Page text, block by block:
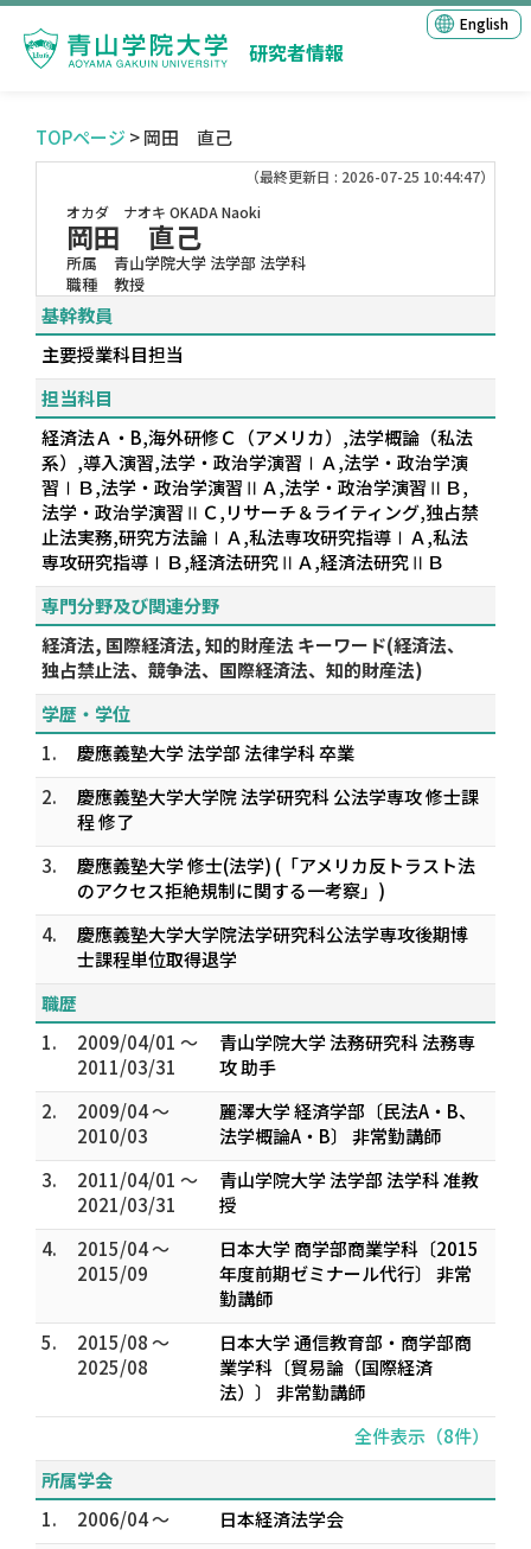
研究者情報
English
TOPページ > 岡田 直己
（最終更新日 : 2026-07-25 10:44:47）
オカダ ナオキ OKADA Naoki
岡田 直己
所属
青山学院大学 法学部 法学科
職種
教授
基幹教員
主要授業科目担当
担当科目
経済法Ａ・B,海外研修Ｃ（アメリカ）,法学概論（私法
系）,導入演習,法学・政治学演習ⅠＡ,法学・政治学演
習ⅠＢ,法学・政治学演習ⅡＡ,法学・政治学演習ⅡＢ,
法学・政治学演習ⅡＣ,リサーチ＆ライティング,独占禁
止法実務,研究方法論ⅠＡ,私法専攻研究指導ⅠＡ,私法
専攻研究指導ⅠＢ,経済法研究ⅡＡ,経済法研究ⅡＢ
専門分野及び関連分野
経済法, 国際経済法, 知的財産法 キーワード(経済法、
独占禁止法、競争法、国際経済法、知的財産法)
学歴・学位
1.
慶應義塾大学 法学部 法律学科 卒業
2.
慶應義塾大学大学院 法学研究科 公法学専攻 修士課
程 修了
3.
慶應義塾大学 修士(法学) (「アメリカ反トラスト法
のアクセス拒絶規制に関する一考察」)
4.
慶應義塾大学大学院法学研究科公法学専攻後期博
士課程単位取得退学
職歴
1.
2009/04/01 ～
2011/03/31
青山学院大学 法務研究科 法務専
攻 助手
2.
2009/04 ～
2010/03
麗澤大学 経済学部〔民法A・B、
法学概論A・B〕 非常勤講師
3.
2011/04/01 ～
2021/03/31
青山学院大学 法学部 法学科 准教
授
4.
2015/04 ～
2015/09
日本大学 商学部商業学科〔2015
年度前期ゼミナール代行〕 非常
勤講師
5.
2015/08 ～
2025/08
日本大学 通信教育部・商学部商
業学科〔貿易論（国際経済
法）〕 非常勤講師
全件表示（8件）
所属学会
1.
2006/04 ～
日本経済法学会